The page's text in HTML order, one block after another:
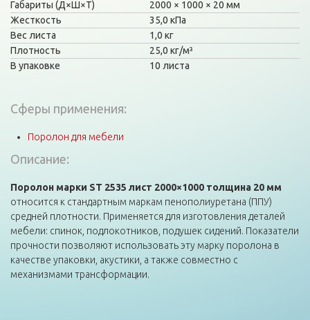
Габариты (Д×Ш×Т) 2000 1000
20 мм
Жесткость
35,0 кПа
Вес листа
1,0 кг
Плотность
25,0 кг/м³
В упаковке
10 листа
Сферы применения:
Поролон для мебели
Описание:
Поролон марки ST 2535 лист 2000×1000 толщина 20 мм
относится к стандартным маркам пенополиуретана (ППУ)
средней плотности. Применяется для изготовления деталей
мебели: спинок, подлокотников, подушек сидений. Показатели
прочности позволяют использовать эту марку поролона в
качестве упаковки, акустики, а также совместно с
механизмами трансформации.